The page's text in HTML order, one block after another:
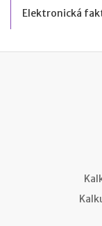
Elektronická